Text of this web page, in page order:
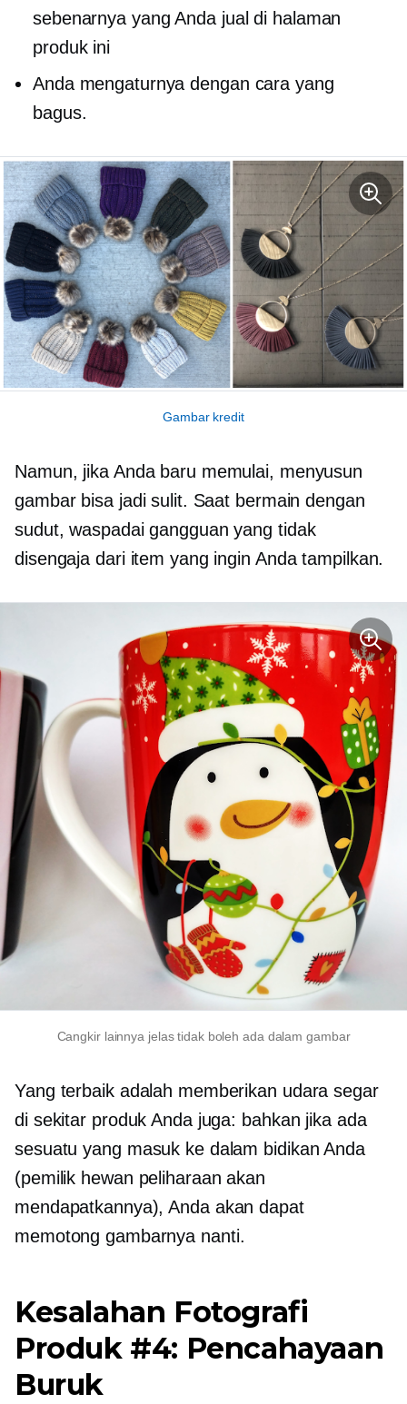
sebenarnya yang Anda jual di halaman
produk ini
Anda mengaturnya dengan cara yang
bagus.
Gambar kredit
Namun, jika Anda baru memulai, menyusun
gambar bisa jadi sulit. Saat bermain dengan
sudut, waspadai gangguan yang tidak
disengaja dari item yang ingin Anda tampilkan.
Cangkir lainnya jelas tidak boleh ada dalam gambar
Yang terbaik adalah memberikan udara segar
di sekitar produk Anda juga: bahkan jika ada
sesuatu yang masuk ke dalam bidikan Anda
(pemilik hewan peliharaan akan
mendapatkannya), Anda akan dapat
memotong gambarnya nanti.
Kesalahan Fotografi
Produk #4: Pencahayaan
Buruk